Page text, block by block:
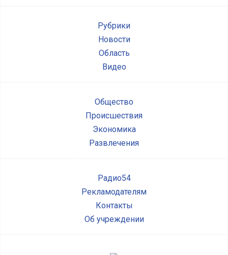
Рубрики
Новости
Область
Видео
Общество
Происшествия
Экономика
Развлечения
Радио54
Рекламодателям
Контакты
Об учреждении